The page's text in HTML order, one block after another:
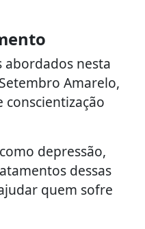
abordados nesta
Amarelo,
conscientização
depressão,
dessas
quem sofre